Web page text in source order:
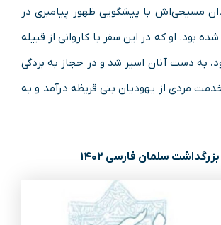
مسیحی‌اش با پیشگویی ظهور پیامبری در
بود. او که در این سفر با کاروانی از قبیله
به دست آنان اسیر شد و در حجاز به بردگی
مردی از یهودیان بنی قریظه درآمد و به
سلمان فارسی ۱۴۰۲